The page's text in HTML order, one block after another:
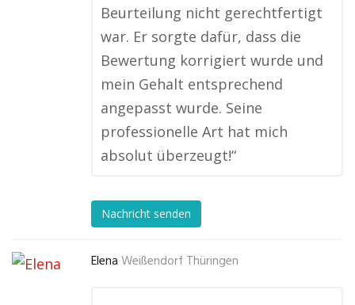
Beurteilung nicht gerechtfertigt
war. Er sorgte dafür, dass die
Bewertung korrigiert wurde und
mein Gehalt entsprechend
angepasst wurde. Seine
professionelle Art hat mich
absolut überzeugt!“
Nachricht senden
Elena Weißendorf Thüringen